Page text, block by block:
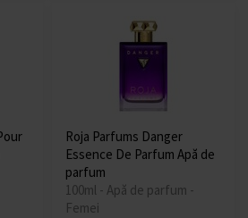
Roja Parfums Danger
Essence De Parfum Apă de
parfum
100ml - Apă de parfum -
Femei